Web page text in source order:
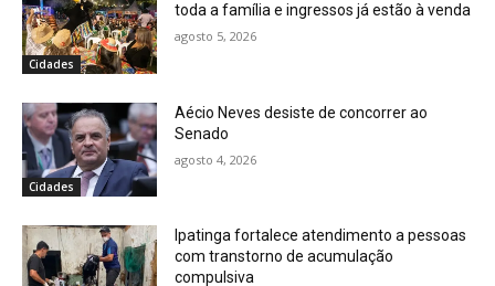
Cidades
toda a família e ingressos já estão à venda
agosto 5, 2026
Cidades
Aécio Neves desiste de concorrer ao
Senado
agosto 4, 2026
Ipatinga fortalece atendimento a pessoas
com transtorno de acumulação
compulsiva